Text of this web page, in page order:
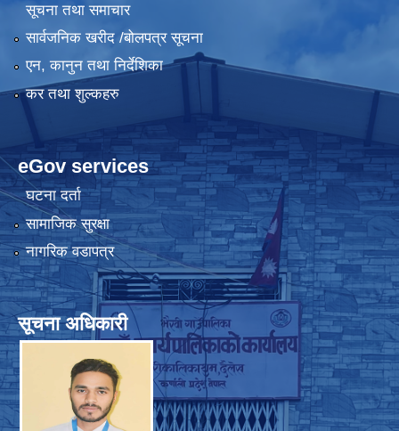
सूचना तथा समाचार
सार्वजनिक खरीद /बोलपत्र सूचना
एन, कानुन तथा निर्देशिका
कर तथा शुल्कहरु
eGov services
घटना दर्ता
सामाजिक सुरक्षा
नागरिक वडापत्र
सूचना अधिकारी